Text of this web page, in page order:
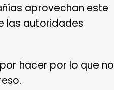
aprovechan este
las autoridades
hacer por lo que no